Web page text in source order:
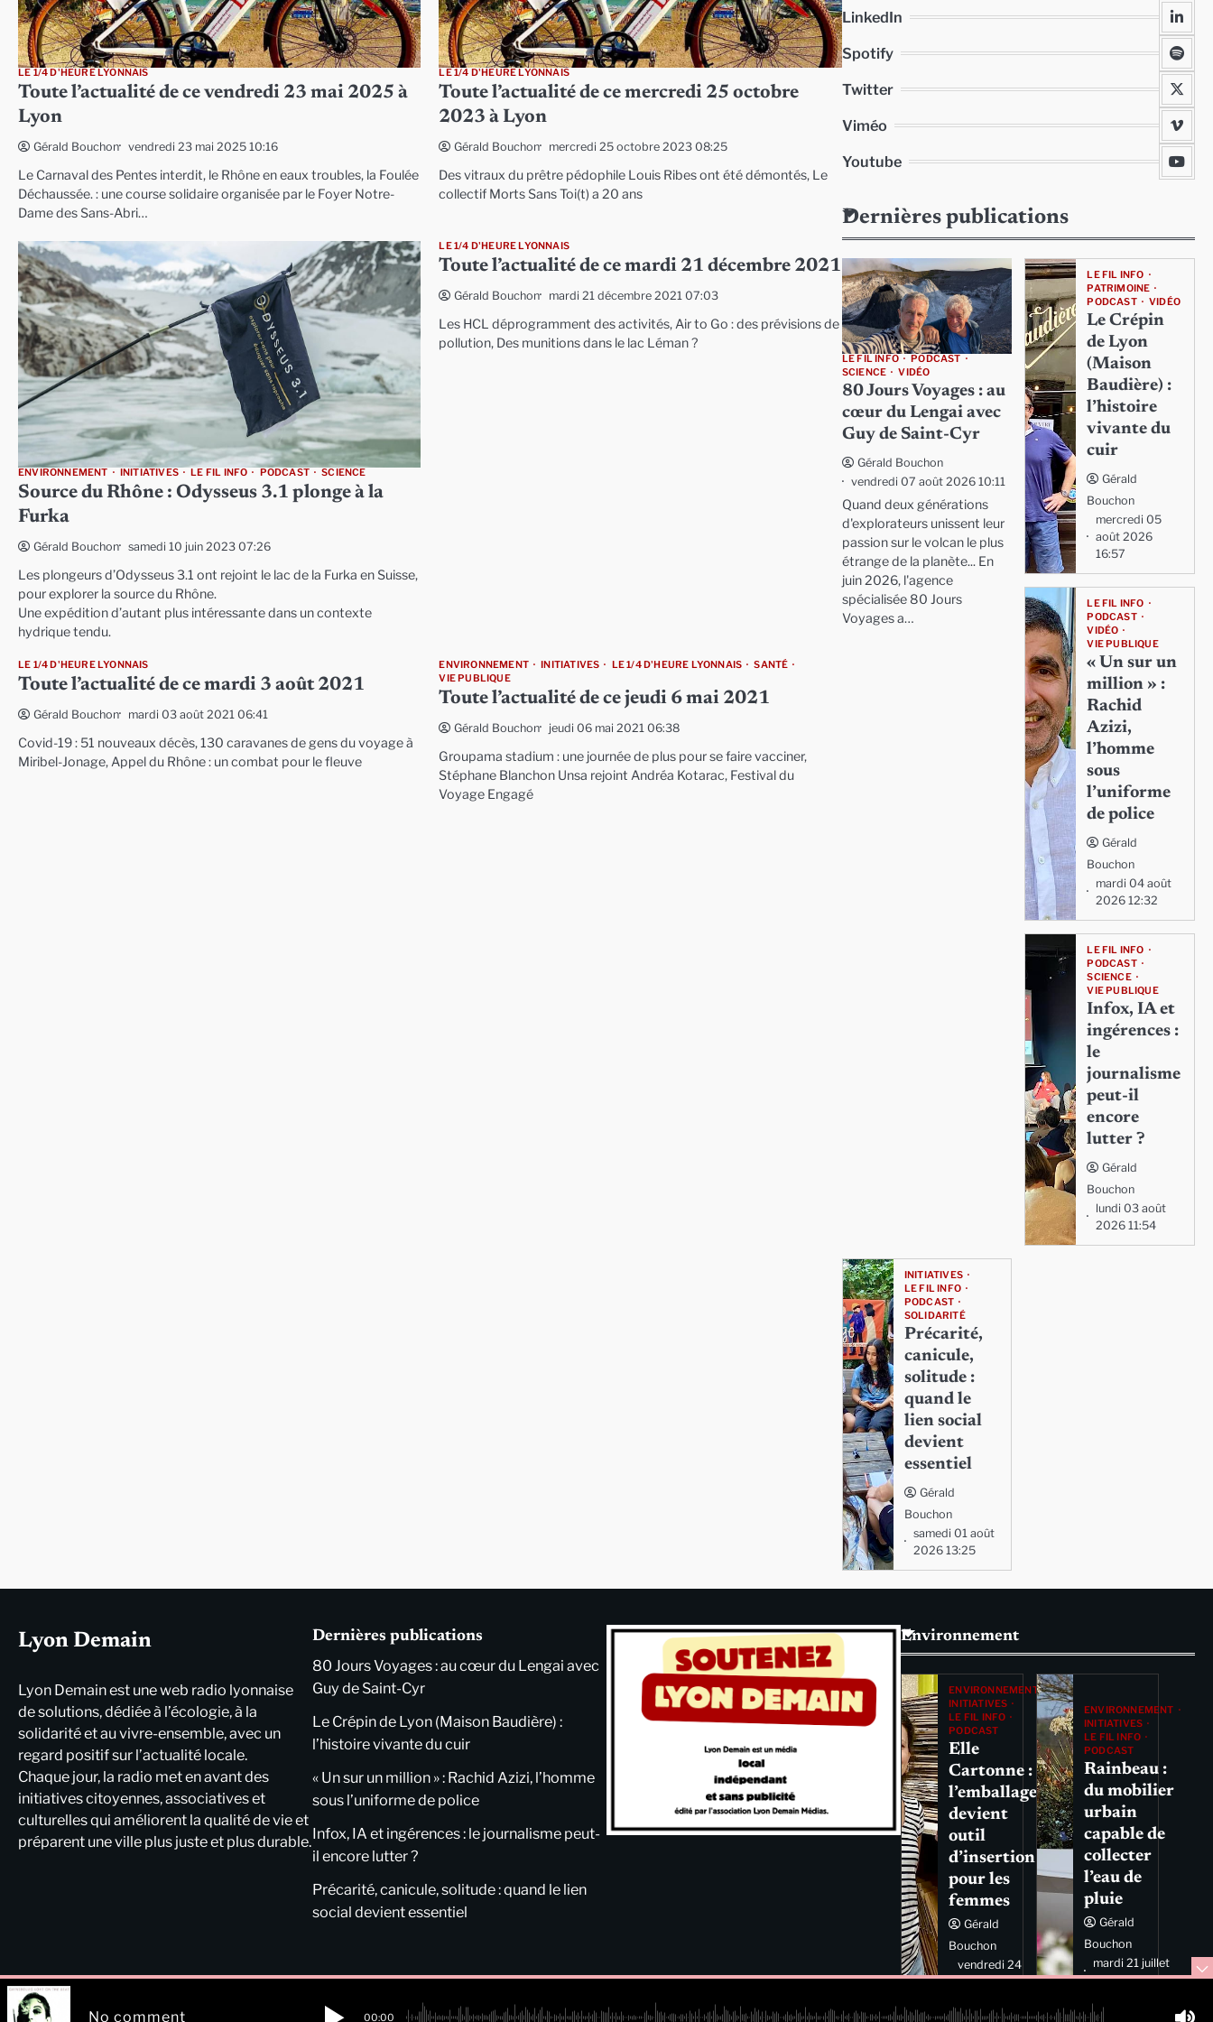
LE 1/4 D'HEURE LYONNAIS
Toute l’actualité de ce vendredi 23 mai 2025 à
Lyon
Gérald Bouchon vendredi 23 mai 2025 10:16
Le Carnaval des Pentes interdit, le Rhône en eaux troubles, la Foulée
Déchaussée. : une course solidaire organisée par le Foyer Notre-
Dame des Sans-Abri…
LE 1/4 D'HEURE LYONNAIS
Toute l’actualité de ce mercredi 25 octobre
2023 à Lyon
Gérald Bouchon mercredi 25 octobre 2023 08:25
Des vitraux du prêtre pédophile Louis Ribes ont été démontés, Le
collectif Morts Sans Toi(t) a 20 ans
ENVIRONNEMENT INITIATIVES LE FIL INFO PODCAST SCIENCE
Source du Rhône : Odysseus 3.1 plonge à la
Furka
Gérald Bouchon samedi 10 juin 2023 07:26
Les plongeurs d’Odysseus 3.1 ont rejoint le lac de la Furka en Suisse,
pour explorer la source du Rhône.
Une expédition d’autant plus intéressante dans un contexte
hydrique tendu.
LE 1/4 D'HEURE LYONNAIS
Toute l’actualité de ce mardi 21 décembre 2021
Gérald Bouchon mardi 21 décembre 2021 07:03
Les HCL déprogramment des activités, Air to Go : des prévisions de
pollution, Des munitions dans le lac Léman ?
LE 1/4 D'HEURE LYONNAIS
Toute l’actualité de ce mardi 3 août 2021
Gérald Bouchon mardi 03 août 2021 06:41
Covid-19 : 51 nouveaux décès, 130 caravanes de gens du voyage à
Miribel-Jonage, Appel du Rhône : un combat pour le fleuve
ENVIRONNEMENT INITIATIVES LE 1/4 D'HEURE LYONNAIS
SANTÉ
VIE PUBLIQUE
Toute l’actualité de ce jeudi 6 mai 2021
Gérald Bouchon jeudi 06 mai 2021 06:38
Groupama stadium : une journée de plus pour se faire vacciner,
Stéphane Blanchon Unsa rejoint Andréa Kotarac, Festival du
Voyage Engagé
LinkedIn
Spotify
Twitter
Viméo
Youtube
Dernières publications
LE FIL INFO
PODCAST
SCIENCE
VIDÉO
80 Jours Voyages : au
cœur du Lengai avec
Guy de Saint-Cyr
Gérald Bouchon
vendredi 07 août 2026 10:11
Quand deux générations
d'explorateurs unissent leur
passion sur le volcan le plus
étrange de la planète... En
juin 2026, l'agence
spécialisée 80 Jours
Voyages a…
LE FIL INFO
PATRIMOINE
PODCAST
VIDÉO
Le Crépin
de Lyon
(Maison
Baudière) :
l’histoire
vivante du
cuir
Gérald
Bouchon
mercredi 05
août 2026
16:57
LE FIL INFO
PODCAST
VIDÉO
VIE PUBLIQUE
« Un sur un
million » :
Rachid
Azizi,
l’homme
sous
l’uniforme
de police
Gérald
Bouchon
mardi 04 août
2026 12:32
LE FIL INFO
PODCAST
SCIENCE
VIE PUBLIQUE
Infox, IA et
ingérences :
le
journalisme
peut-il
encore
lutter ?
Gérald
Bouchon
lundi 03 août
2026 11:54
INITIATIVES
LE FIL INFO
PODCAST
SOLIDARITÉ
Précarité,
canicule,
solitude :
quand le
lien social
devient
essentiel
Gérald
Bouchon
samedi 01 août
2026 13:25
Lyon Demain
Lyon Demain est une web radio lyonnaise
de solutions, dédiée à l’écologie, à la
solidarité et au vivre-ensemble, avec un
regard positif sur l’actualité locale.
Chaque jour, la radio met en avant des
initiatives citoyennes, associatives et
culturelles qui améliorent la qualité de vie et
préparent une ville plus juste et plus durable.
Dernières publications
80 Jours Voyages : au cœur du Lengai avec
Guy de Saint-Cyr
Le Crépin de Lyon (Maison Baudière) :
l’histoire vivante du cuir
« Un sur un million » : Rachid Azizi, l’homme
sous l’uniforme de police
Infox, IA et ingérences : le journalisme peut-
il encore lutter ?
Précarité, canicule, solitude : quand le lien
social devient essentiel
Environnement
ENVIRONNEMENT
INITIATIVES
LE FIL INFO
PODCAST
Elle
Cartonne :
l’emballage
devient
outil
d’insertion
pour les
femmes
Gérald
Bouchon
vendredi 24
juillet 2026
ENVIRONNEMENT
INITIATIVES
LE FIL INFO
PODCAST
Rainbeau :
du mobilier
urbain
capable de
collecter
l’eau de
pluie
Gérald
Bouchon
mardi 21 juillet
2026 11:44
No comment 00:00